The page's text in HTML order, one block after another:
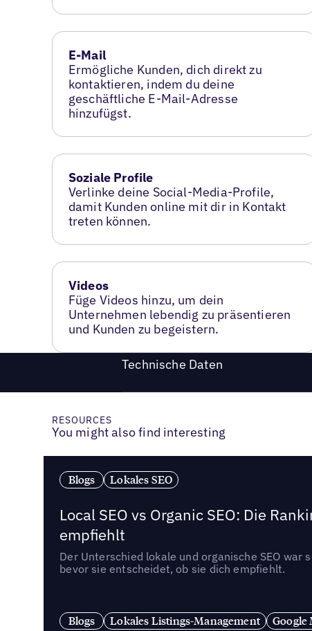
E-Mail
Ermögliche Kunden, dich direkt zu
kontaktieren, indem du deine
geschäftliche E-Mail-Adresse
hinzufügst.
Soziale Profile
Verlinke deine Social-Media-Profile,
damit Kunden online mit dir in Kontakt
treten können.
Videos
Füge Videos hinzu, um dein
Unternehmen lebendig zu präsentieren
und Kunden zu begeistern.
Technische Daten
RESOURCES
You might also find interesting
Blogs Lokales SEO
Local SEO vs Organic SEO: Die
empfiehlt
Der Unterschied lokale und organische SEO
bevor sie entscheidet, ob sie dich empfiehlt.
Blogs Lokales Listings-Management Google